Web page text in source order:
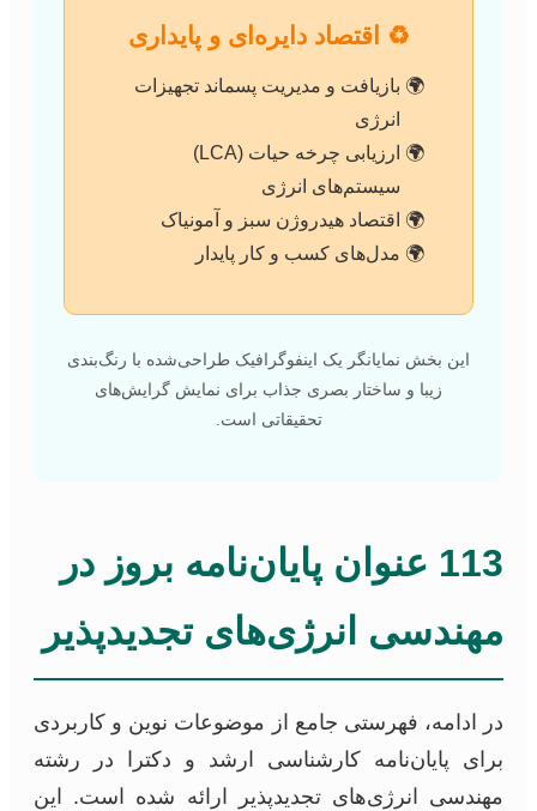
♻️ اقتصاد دایره‌ای و پایداری
بازیافت و مدیریت پسماند تجهیزات
انرژی
ارزیابی چرخه حیات (LCA)
سیستم‌های انرژی
اقتصاد هیدروژن سبز و آمونیاک
مدل‌های کسب و کار پایدار
این بخش نمایانگر یک اینفوگرافیک طراحی‌شده با رنگ‌بندی
زیبا و ساختار بصری جذاب برای نمایش گرایش‌های
تحقیقاتی است.
113 عنوان پایان‌نامه بروز در
مهندسی انرژی‌های تجدیدپذیر
در ادامه، فهرستی جامع از موضوعات نوین و کاربردی
برای پایان‌نامه کارشناسی ارشد و دکترا در رشته
مهندسی انرژی‌های تجدیدپذیر ارائه شده است. این